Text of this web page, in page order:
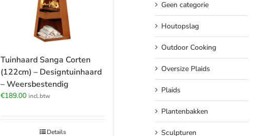
Tuinhaard Sanga Corten
(122cm) – Designtuinhaard
– Weersbestendig
€189.00 incl.btw
Details
Geen categorie
Houtopslag
Outdoor Cooking
Oversize Plaids
Plaids
Plantenbakken
Sculpturen